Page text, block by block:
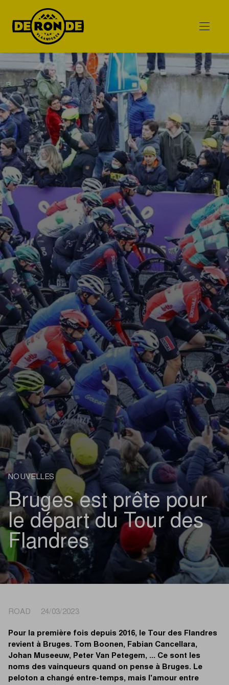
NOUVELLES
Bruges est prête pour
le départ du Tour des
Flandres
ROAD 24/03/2023
Pour la première fois depuis 2016, le Tour des Flandres
revient à Bruges. Tom Boonen, Fabian Cancellara,
Johan Museeuw, Peter Van Petegem, ... Ce sont les
noms des vainqueurs quand on pense à Bruges. Le
peloton a changé entre-temps, mais l'amour entre